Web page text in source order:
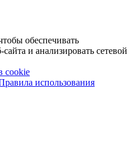
обеспечивать
и анализировать сетевой
cookie
использования